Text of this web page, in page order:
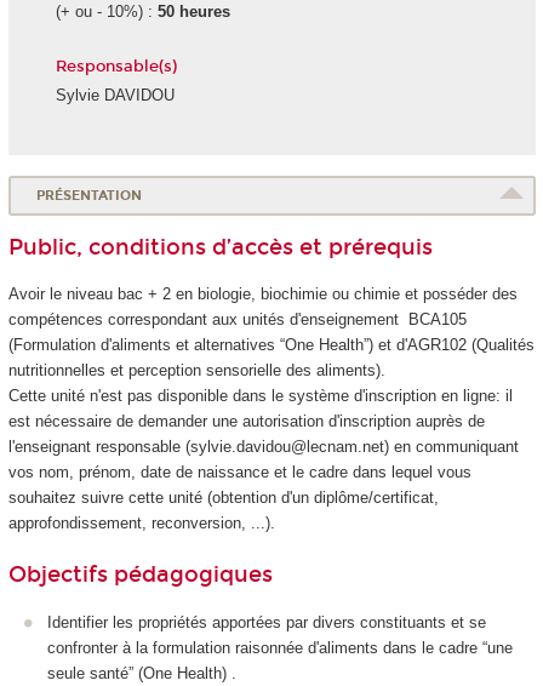
(+ ou - 10%) : 50 heures
Responsable(s)
Sylvie DAVIDOU
PRÉSENTATION
Public, conditions d’accès et prérequis
Avoir le niveau bac + 2 en biologie, biochimie ou chimie et posséder des
compétences correspondant aux unités d'enseignementBCA105
(Formulation d'aliments et alternatives “One Health”) et d'AGR102 (Qualités
nutritionnelles et perception sensorielle des aliments).
Cette unité n'est pas disponible dans le système d'inscription en ligne: il
est nécessaire de demander une autorisation d'inscription auprès de
l'enseignant responsable (sylvie.davidou@lecnam.net) en communiquant
vos nom, prénom, date de naissance et le cadre dans lequel vous
souhaitez suivre cette unité (obtention d'un diplôme/certificat,
approfondissement, reconversion, ...).
Objectifs pédagogiques
Identifier les propriétés apportées par divers constituants et se
confronter à la formulation raisonnée d'aliments dans le cadre “une
seule santé” (One Health) .